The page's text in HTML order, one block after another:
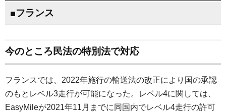
■フランス
今のところ民法の特別法で対応
フランスでは、2022年施行の輸送法の改正により国の承認
のもとレベル3走行が可能になった。レベル4に関しては、
EasyMileが2021年11月までに同国内でレベル4走行の許可